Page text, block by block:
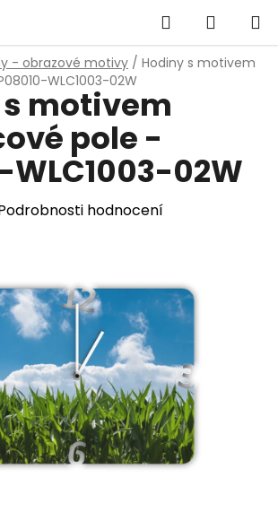
Hledat
KOŠÍK
- obrazové motivy / Hodiny s motivem
WLC1003-02W
motivem
pole -
WLC1003-02W
hodnocení